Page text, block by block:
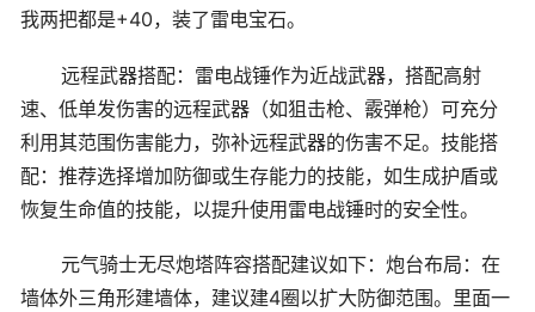
我两把都是+40，装了雷电宝石。
远程武器搭配：雷电战锤作为近战武器，搭配高射
速、低单发伤害的远程武器（如狙击枪、霰弹枪）可充分
利用其范围伤害能力，弥补远程武器的伤害不足。技能搭
配：推荐选择增加防御或生存能力的技能，如生成护盾或
恢复生命值的技能，以提升使用雷电战锤时的安全性。
元气骑士无尽炮塔阵容搭配建议如下：炮台布局：在
墙体外三角形建墙体，建议建4圈以扩大防御范围。里面一